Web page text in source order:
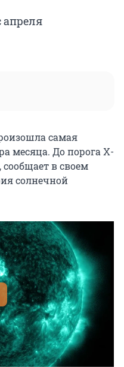
апреля
самая
месяца. До порога X-
сообщает в своем
солнечной